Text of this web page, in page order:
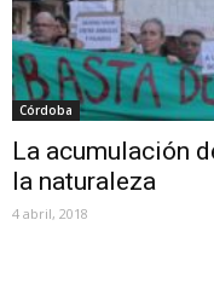
Córdoba
La acumulación
la naturaleza
4 abril, 2018